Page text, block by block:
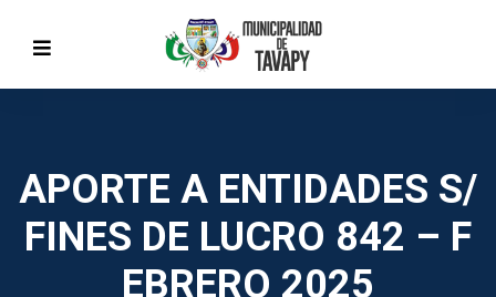
APORTE A ENTIDADES S/
FINES DE LUCRO 842 – F
EBRERO 2025